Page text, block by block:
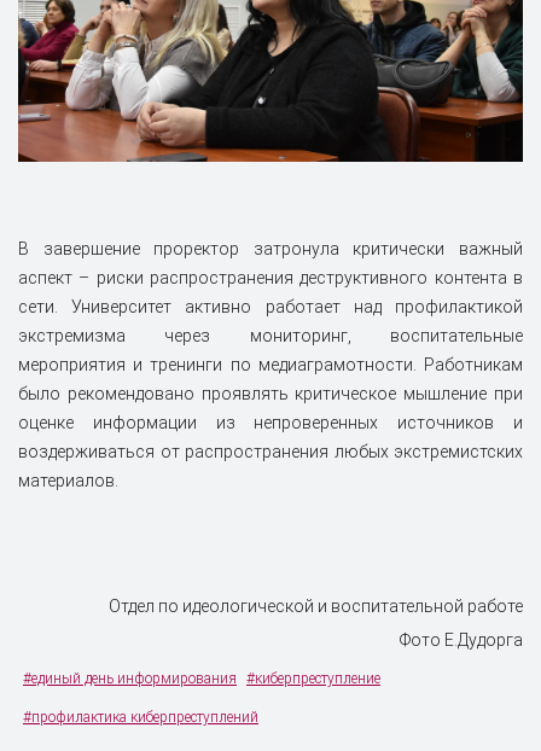
В завершение проректор затронула критически важный
аспект – риски распространения деструктивного контента в
сети. Университет активно работает над профилактикой
экстремизма через мониторинг, воспитательные
мероприятия и тренинги по медиаграмотности. Работникам
было рекомендовано проявлять критическое мышление при
оценке информации из непроверенных источников и
воздерживаться от распространения любых экстремистских
материалов.
Отдел по идеологической и воспитательной работе
Фото Е.Дудорга
#единый день информирования #киберпреступление
#профилактика киберпреступлений